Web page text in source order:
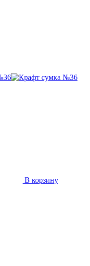
В корзину